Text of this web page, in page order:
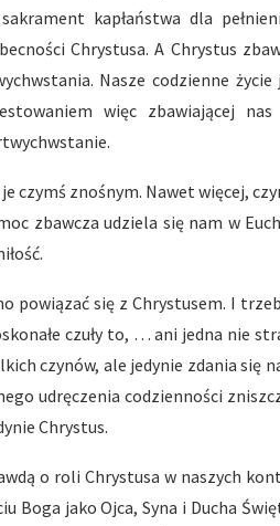
kapłaństwa dla
Chrystusa. A Chrystus
Nasze codzienne
więc zbawiającej
czymś znośnym. Nawet więcej,
zbawcza udziela się nam w
powiązać się z Chrystusem. I
czuły to, … ani jedna nie
czynów, ale jedynie zdania się
udręczenia codzienności
Chrystus.
o roli Chrystusa w naszych
Boga jako Ojca, Syna i Ducha